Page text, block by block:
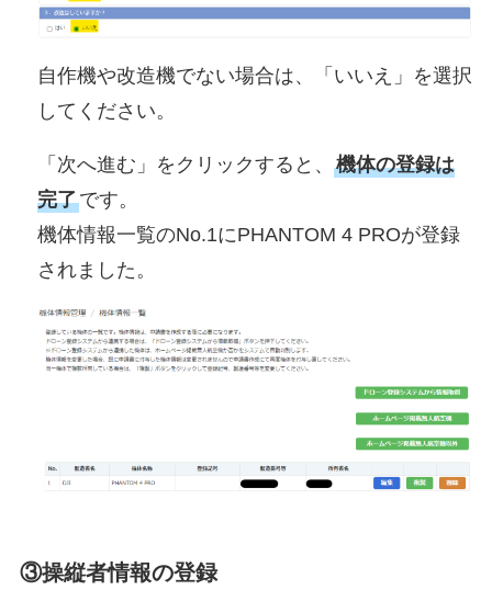
自作機や改造機でない場合は、「いいえ」を選択
してください。
「次へ進む」をクリックすると、 機体の登録は
完了です。
機体情報一覧のNo.1にPHANTOM 4 PROが登録
されました。
③操縦者情報の登録